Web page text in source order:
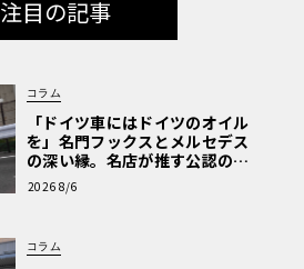
注目の記事
コラム
「ドイツ車にはドイツのオイル
を」名門フックスとメルセデス
の深い縁。名店が推す公認の安
心と、Cクラスで味わうシルキー
な走り〈PR〉
2026 8/6
コラム